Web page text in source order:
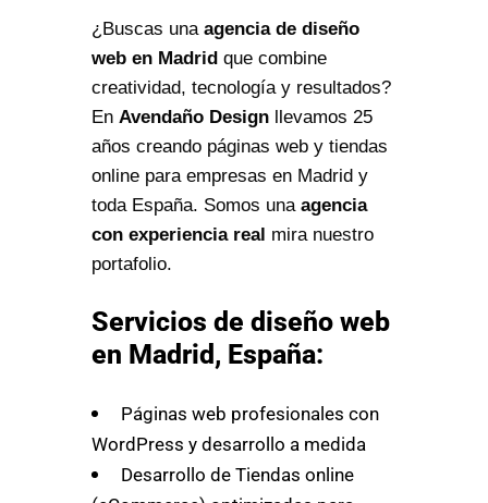
¿Buscas una agencia de diseño
web en Madrid que combine
creatividad, tecnología y resultados?
En Avendaño Design llevamos 25
años creando páginas web y tiendas
online para empresas en Madrid y
toda España. Somos una agencia
con experiencia real mira nuestro
portafolio.
Servicios de diseño web
en Madrid, España:
Páginas web profesionales con
WordPress y desarrollo a medida
Desarrollo de Tiendas online